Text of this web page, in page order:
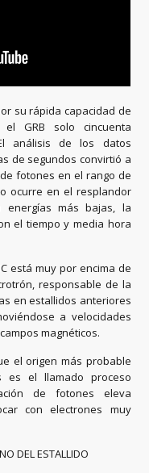
su rápida capacidad de
GRB solo cincuenta
análisis de los datos
de segundos convirtió a
fotones en el rango de
ocurre en el resplandor
energías más bajas, la
el tiempo y media hora
está muy por encima de
responsable de la
en estallidos anteriores
a velocidades
magnéticos.
el origen más probable
es el llamado proceso
de fotones eleva
con electrones muy
DEL ESTALLIDO